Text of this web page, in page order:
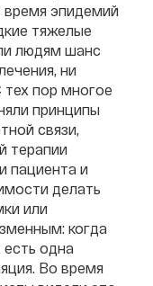
время эпидемий
тяжелые
людям шанс
ни
пор многое
принципы
связи,
терапии
пациента и
делать
или
когда
одна
Во время